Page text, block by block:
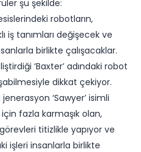
şu şekilde:
robotların,
iş tanımları değişecek ve
birlikte çalışacaklar.
‘Baxter’ adındaki robot
dikkat çekiyor.
‘Sawyer’ isimli
fazla karmaşık olan,
titizlikle yapıyor ve
işleri insanlarla birlikte